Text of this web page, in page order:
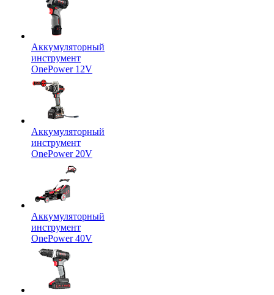
Аккумуляторный
инструмент
OnePower 12V
Аккумуляторный
инструмент
OnePower 20V
Аккумуляторный
инструмент
OnePower 40V